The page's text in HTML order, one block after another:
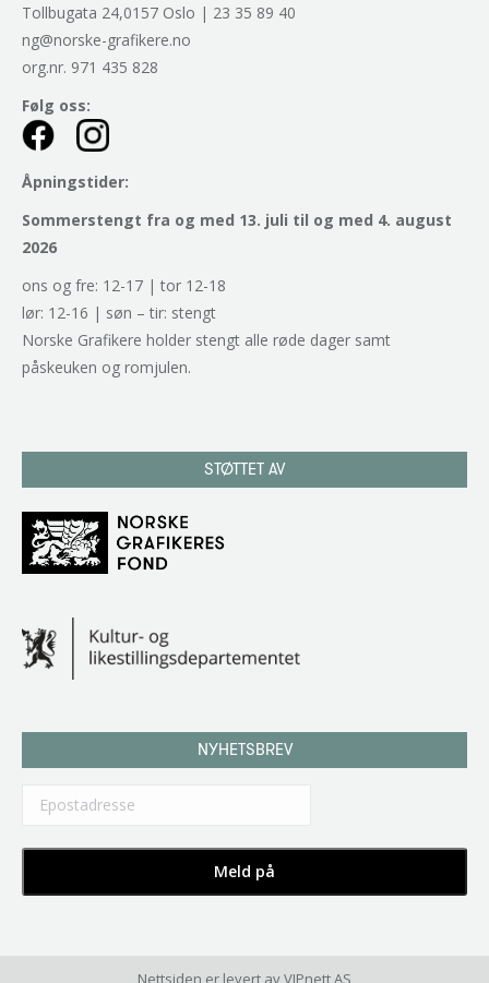
Tollbugata 24,0157 Oslo | 23 35 89 40
ng@norske-grafikere.no
org.nr. 971 435 828
Følg oss:
Åpningstider:
Sommerstengt fra og med 13. juli til og med 4. august
2026
ons og fre: 12-17 | tor 12-18
lør: 12-16 | søn – tir: stengt
Norske Grafikere holder stengt alle røde dager samt
påskeuken og romjulen.
STØTTET AV
NYHETSBREV
Nettsiden er levert avVIPnett AS